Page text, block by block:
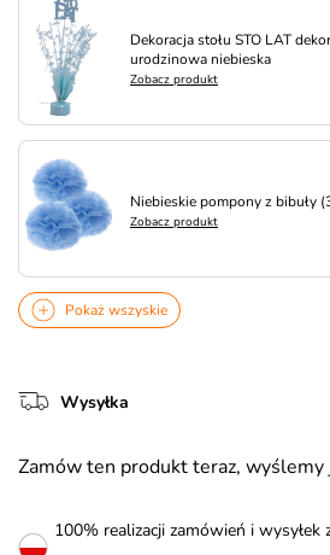
Dekoracja stołu STO LAT
urodzinowa niebieska
Zobacz produkt
Niebieskie pompony z bibuły
Zobacz produkt
Pokaż wszyskie
Wysyłka
Zamów ten produkt teraz, wyślemy
100% realizacji zamówień i wysyłek